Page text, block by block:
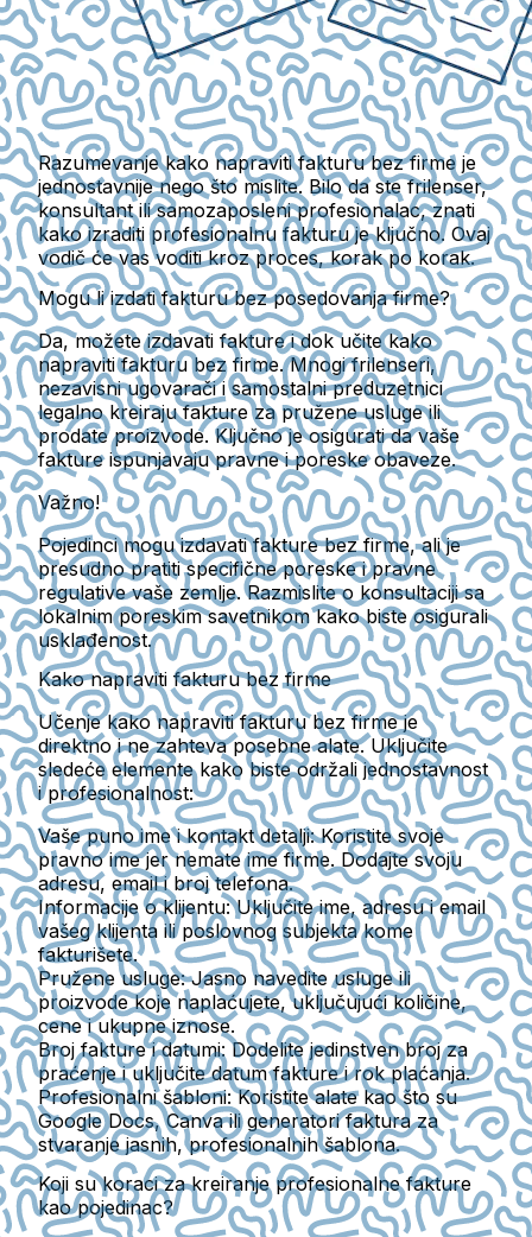
Razumevanje kako napraviti fakturu bez firme je
jednostavnije nego što mislite. Bilo da ste frilenser,
konsultant ili samozaposleni profesionalac, znati
kako izraditi profesionalnu fakturu je ključno. Ovaj
vodič će vas voditi kroz proces, korak po korak.
Mogu li izdati fakturu bez posedovanja firme?
Da, možete izdavati fakture i dok učite kako
napraviti fakturu bez firme. Mnogi frilenseri,
nezavisni ugovarači i samostalni preduzetnici
legalno kreiraju fakture za pružene usluge ili
prodate proizvode. Ključno je osigurati da vaše
fakture ispunjavaju pravne i poreske obaveze.
Važno!
Pojedinci mogu izdavati fakture bez firme, ali je
presudnopratiti specifične poreske i pravne
regulative vaše zemlje. Razmislite o konsultaciji sa
lokalnim poreskim savetnikom kako biste osigurali
usklađenost.
Kako napraviti fakturu bez firme
Učenje kako napraviti fakturu bez firme je
direktno i ne zahteva posebne alate. Uključite
sledeće elemente kako biste održali jednostavnost
i profesionalnost:
Vaše puno ime i kontakt detalji: Koristite svoje
pravno ime jer nemate ime firme. Dodajte svoju
adresu, email i broj telefona.
Informacije o klijentu: Uključite ime, adresu i email
vašeg klijenta ili poslovnog subjekta kome
fakturišete.
Pružene usluge: Jasno navedite usluge ili
proizvode koje naplaćujete, uključujući količine,
cene i ukupne iznose.
Broj fakture i datumi: Dodelite jedinstven broj za
praćenje i uključite datum fakture i rok plaćanja.
Profesionalni šabloni: Koristite alate kao što su
Google Docs,Canvailigeneratori fakturaza
stvaranje jasnih, profesionalnih šablona.
Koji su koraci za kreiranje profesionalne fakture
kao pojedinac?